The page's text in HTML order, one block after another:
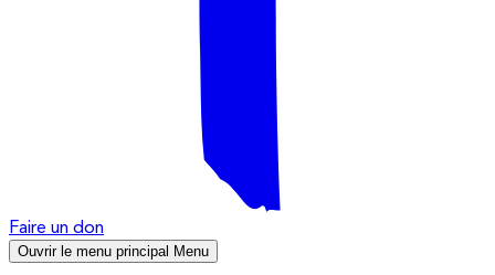
Faire un don
Ouvrir le menu principal Menu